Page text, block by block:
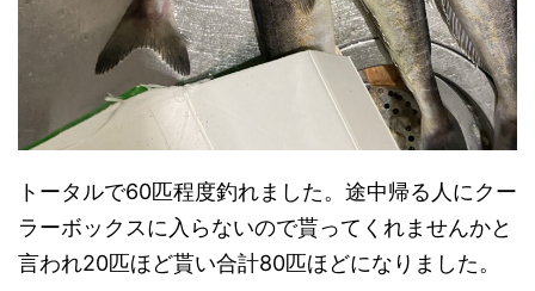
トータルで60匹程度釣れました。途中帰る人にクー
ラーボックスに入らないので貰ってくれませんかと
言われ20匹ほど貰い合計80匹ほどになりました。